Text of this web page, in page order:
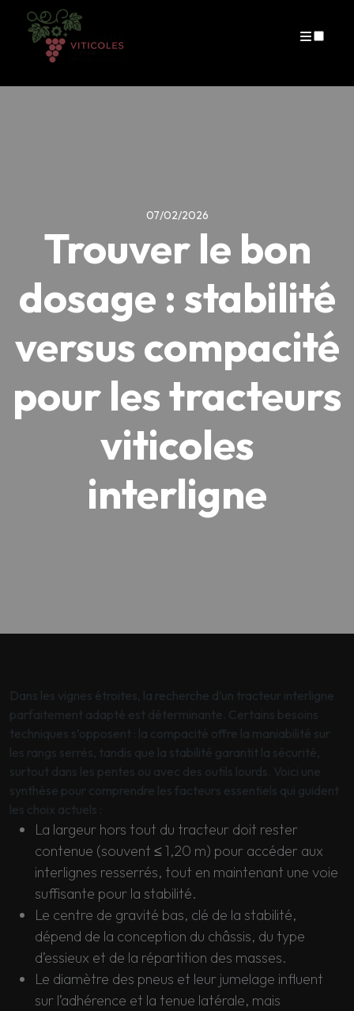
07/02/2026
Trouver le bon
dosage : stabilité
versus compacité
pour les tracteurs
viticoles
interligne
Dans les vignes étroites, la recherche d’un tracteur interligne
parfaitement adapté est déterminante. Certains besoins
techniques s’opposent : la compacité offre la maniabilité sur
les rangs serrés, tandis que la stabilité garantit la sécurité,
surtout dans les pentes ou avec des outils lourds. Voici une
synthèse pour comprendre les facteurs essentiels qui guident
les choix actuels :
La largeur hors tout du tracteur doit rester
contenue (souvent ≤ 1,20 m) pour accéder aux
interlignes resserrés, tout en maintenant une voie
suffisante pour la stabilité.
Le centre de gravité bas, clé de la stabilité,
dépend de la conception du châssis, du type
d’essieux et de la répartition des masses.
Le diamètre des pneus et leur jumelage influent
sur l’adhérence et la tenue latérale, mais